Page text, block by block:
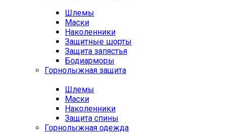
Шлемы
Маски
Наколенники
Защитные шорты
Защита запястья
Бодиарморы
Горнолыжная защита
Шлемы
Маски
Наколенники
Защита спины
Горнолыжная одежда